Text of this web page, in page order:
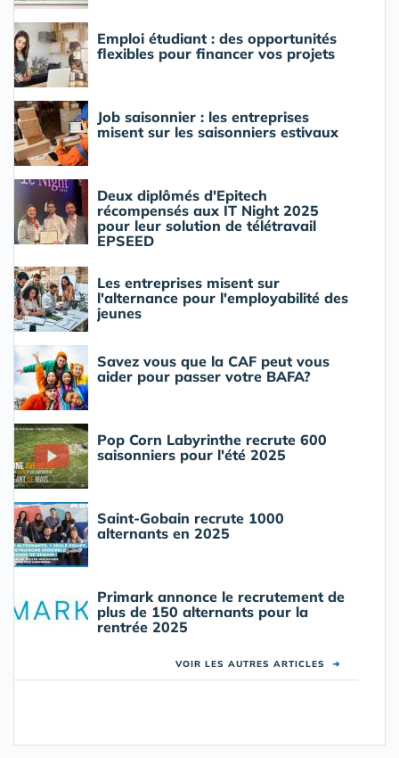
Emploi étudiant : des opportunités
flexibles pour financer vos projets
Job saisonnier : les entreprises
misent sur les saisonniers estivaux
Deux diplômés d'Epitech
récompensés aux IT Night 2025
pour leur solution de télétravail
EPSEED
Les entreprises misent sur
l'alternance pour l'employabilité des
jeunes
Savez vous que la CAF peut vous
aider pour passer votre BAFA?
Pop Corn Labyrinthe recrute 600
saisonniers pour l'été 2025
Saint-Gobain recrute 1000
alternants en 2025
Primark annonce le recrutement de
plus de 150 alternants pour la
rentrée 2025
VOIR LES AUTRES ARTICLES ➜